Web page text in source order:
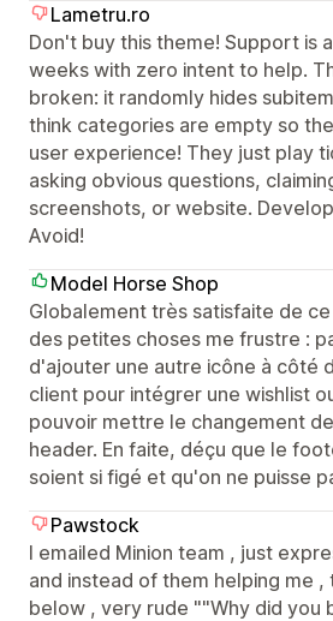
Lametru.ro
Don't buy this theme! Support is
weeks with zero intent to help.
broken: it randomly hides
think categories are empty so
user experience! They just play
asking obvious questions,
screenshots, or website.
Avoid!
Model Horse Shop
Globalement très satisfaite de
des petites choses me frustre :
d'ajouter une autre icône à côté
client pour intégrer une wishlist
pouvoir mettre le changement
header. En faite, déçu que le
soient si figé et qu'on ne puisse
Pawstock
I emailed Minion team , just
and instead of them helping me
below , very rude ""Why did you